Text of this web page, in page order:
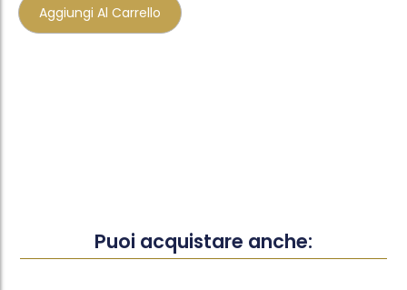
Aggiungi Al Carrello
Puoi acquistare anche: